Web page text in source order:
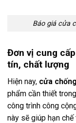
Báo giá cửa
Đơn vị cung
tín, chất lượng
Hiện nay, cửa
phẩm cần thiết
công trình công
này sẽ giúp hạn